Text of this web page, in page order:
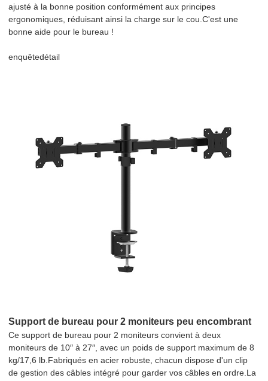
ajusté à la bonne position conformément aux principes
ergonomiques, réduisant ainsi la charge sur le cou.C'est une
bonne aide pour le bureau !
enquêtedétail
Support de bureau pour 2 moniteurs peu encombrant
Ce support de bureau pour 2 moniteurs convient à deux
moniteurs de 10″ à 27″, avec un poids de support maximum de 8
kg/17,6 lb.Fabriqués en acier robuste, chacun dispose d'un clip
de gestion des câbles intégré pour garder vos câbles en ordre.La